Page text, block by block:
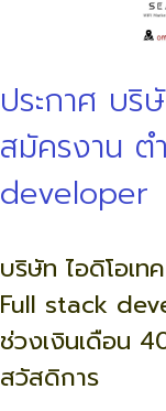
ประกาศ บริ
สมัครงาน ต
developer
บริษัท ไอดิโอเ
Full stack
ช่วงเงินเดือน
สวัสดิการ